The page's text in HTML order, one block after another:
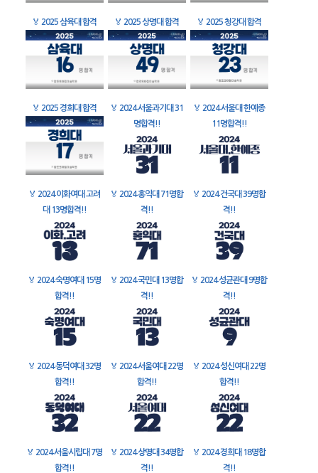
🏅 2025 삼육대 합격 🏅 2025 상명대 합격 🏅 2025 청강대 합격
🏅 2025 경희대 합격 🏅 2024 서울과기대 31
명합격!!
🏅 2024 서울대 한예종
11명합격!!
🏅 2024 이화여대 고려
대 13명합격!!
🏅 2024 홍익대 71명합
격!!
🏅 2024 건국대 39명합
격!!
🏅 2024 숙명여대 15명
합격!!
🏅 2024 국민대 13명합
격!!
🏅 2024 성균관대 9명합
격!!
🏅 2024 동덕여대 32명
합격!!
🏅 2024 서울여대 22명
합격!!
🏅 2024 성신여대 22명
합격!!
🏅 2024 서울시립대 7명
합격!!
🏅 2024 상명대 34명합
격!!
🏅 2024 경희대 18명합
격!!